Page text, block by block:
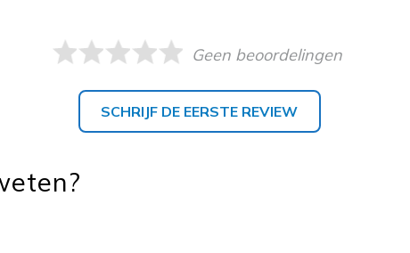
Geen beoordelingen
SCHRIJF DE EERSTE REVIEW